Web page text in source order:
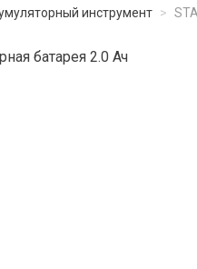
инструмент >